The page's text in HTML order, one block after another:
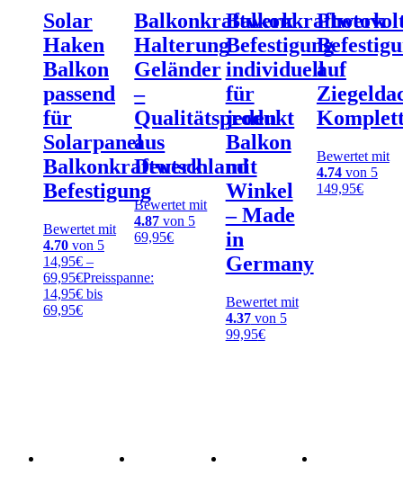
Solar
Haken
Balkon
passend
für
Solarpanel
Balkonkraftwerk
Befestigung
Bewertet mit
4.70 von 5
14,95€ –
69,95€Preisspanne:
14,95€ bis
69,95€
Balkonkraftwerk
Halterung
Geländer
–
Qualitätsprodukt
aus
Deutschland
Bewertet mit
4.87 von 5
69,95€
Balkonkraftwerk
Befestigung
individuell
für
jeden
Balkon
mit
Winkel
– Made
in
Germany
Bewertet mit
4.37von 5
99,95€
auf
Bewertet mit
4.74von 5
149,95€